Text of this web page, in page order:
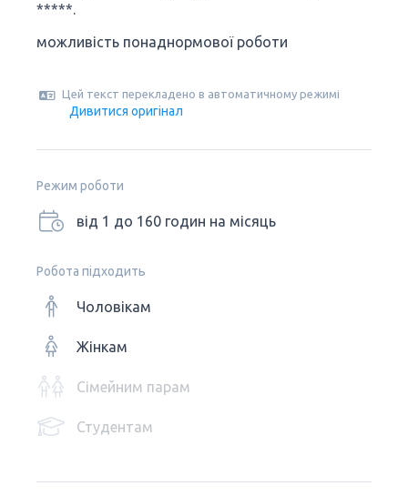
*****.
можливість понаднормової роботи
Цей текст перекладено в автоматичному режимі
Дивитися оригінал
Режим роботи
від 1 до 160 годин на місяць
Робота підходить
Чоловікам
Жінкам
Сімейним парам
Студентам